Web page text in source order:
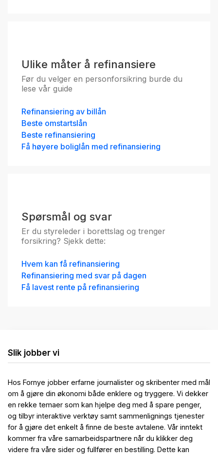
Ulike måter å refinansiere
Før du velger en personforsikring burde du
lese vår guide
Refinansiering av billån
Beste omstartslån
Beste refinansiering
Få høyere boliglån med refinansiering
Spørsmål og svar
Er du styreleder i borettslag og trenger
forsikring? Sjekk dette:
Hvem kan få refinansiering
Refinansiering med svar på dagen
Få lavest rente på refinansiering
Slik jobber vi
Hos Fornye jobber erfarne journalister og skribenter med mål
om å gjøre din økonomi både enklere og tryggere. Vi dekker
en rekke temaer som kan hjelpe deg med å spare penger,
og tilbyr interaktive verktøy samt sammenlignings tjenester
for å gjøre det enkelt å finne de beste avtalene. Vår inntekt
kommer fra våre samarbeidspartnere når du klikker deg
videre fra våre sider og fullfører en bestilling. Dette kan